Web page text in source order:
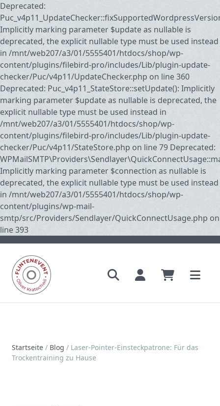
Deprecated:
Implicitly marking parameter $update as nullable is
deprecated, the explicit nullable type must be used instead
in /mnt/web207/a3/01/5555401/htdocs/shop/wp-
content/plugins/filebird-pro/includes/Lib/plugin-update-
checker/Puc/v4p11/UpdateChecker.php on line 360
Deprecated: Puc_v4p11_StateStore::setUpdate(): Implicitly
marking parameter $update as nullable is deprecated, the
explicit nullable type must be used instead in
/mnt/web207/a3/01/5555401/htdocs/shop/wp-
content/plugins/filebird-pro/includes/Lib/plugin-update-
checker/Puc/v4p11/StateStore.php on line 79 Deprecated:
Implicitly marking parameter $connection as nullable is
deprecated, the explicit nullable type must be used instead
in /mnt/web207/a3/01/5555401/htdocs/shop/wp-
content/plugins/wp-mail-
smtp/src/Providers/Sendlayer/QuickConnectUsage.php on
line 393
Startseite / Blog / Laser-Pointer-Einsteckpatrone: Für das
Trockentraining zu Hause